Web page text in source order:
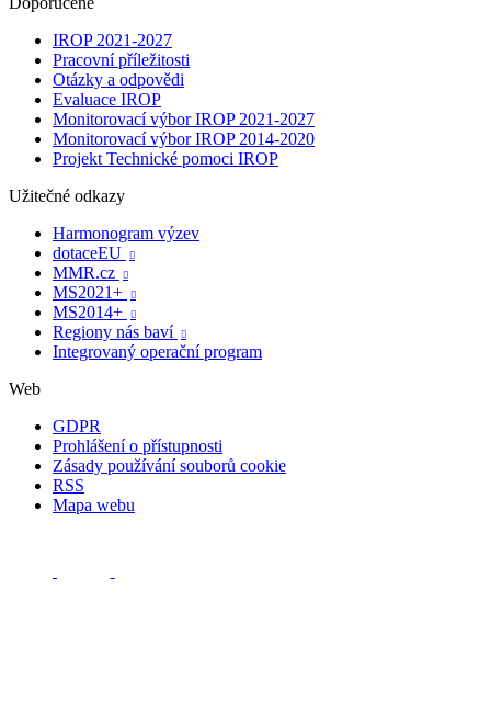
IROP 2021-2027
Pracovní příležitosti
Otázky a odpovědi
Evaluace IROP
Monitorovací výbor IROP 2021-2027
Monitorovací výbor IROP 2014-2020
Projekt Technické pomoci IROP
Užitečné odkazy
Harmonogram výzev
dotaceEU

MMR.cz 
MS2021+ 
MS2014+ 
Regiony nás baví 
Integrovaný operační program
Web
GDPR
Prohlášení o přístupnosti
Zásady používání souborů cookie
RSS
Mapa webu